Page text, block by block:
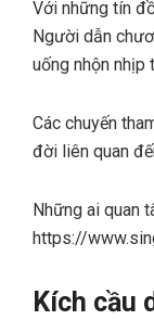
Với những tín
Người dẫn
uống nhộn nhịp
Các chuyến
đời liên quan
Những ai quan
https://
Kích cầu